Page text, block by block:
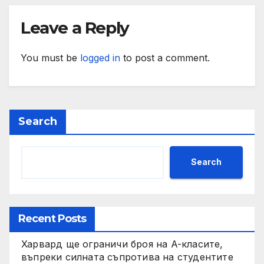
Leave a Reply
You must be logged in to post a comment.
Search
Search
Recent Posts
Харвард ще ограничи броя на A-класите,
въпреки силната съпротива на студентите